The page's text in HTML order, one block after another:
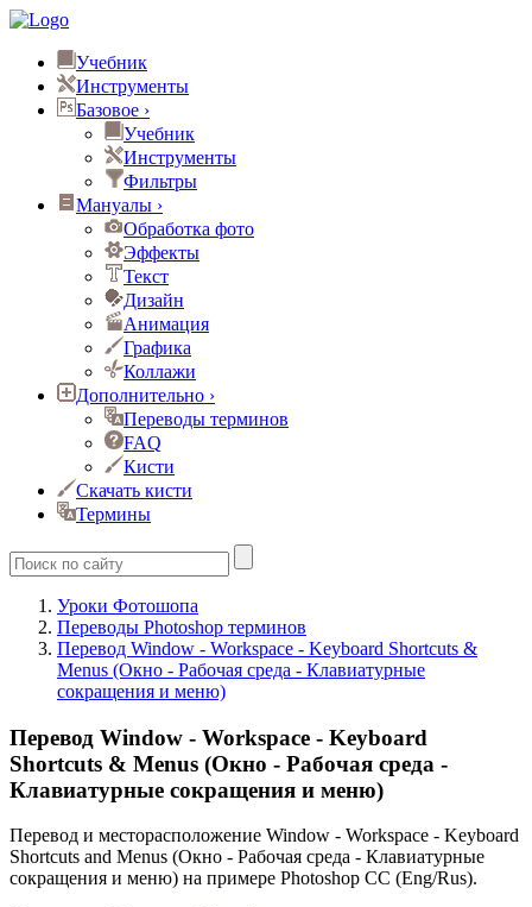
Учебник
Инструменты
Базовое ›
Учебник
Инструменты
Фильтры
Мануалы ›
Обработка фото
Эффекты
Текст
Дизайн
Анимация
Графика
Коллажи
Дополнительно ›
Переводы терминов
FAQ
Кисти
Скачать кисти
Термины
Уроки Фотошопа
Переводы Photoshop терминов
Перевод Window - Workspace - Keyboard Shortcuts &
Menus (Окно - Рабочая среда - Клавиатурные
сокращения и меню)
Перевод Window - Workspace - Keyboard
Shortcuts & Menus (Окно - Рабочая среда -
Клавиатурные сокращения и меню)
Перевод и месторасположение Window - Workspace - Keyboard
Shortcuts and Menus (Окно - Рабочая среда - Клавиатурные
сокращения и меню) на примере Photoshop CC (Eng/Rus).